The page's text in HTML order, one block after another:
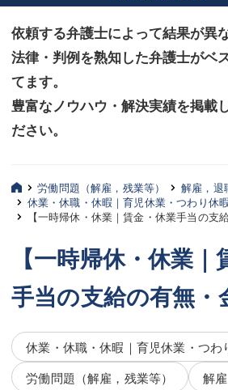
法律相談など（その他）
お客様へ
みずほ中央の特長・実質編
みずほ中央の特長・形式編
三平 聡史
坂本 陽一
桶川 聡
三平 隆史
吉元 優仁
依頼する弁護士によって結果が異
法律・判例を熟知した弁護士がベ
てます。
豊富なノウハウ・解決実績を掲載
ださい。
法律相談など（その他）
お客様へ
みずほ中央の特長・実質編
みずほ中央の特長・形式編
三平 聡史
坂本 陽一
桶川 聡
三平 隆史
吉元 優仁
労働問題（解雇，残業等）
解雇，退
休業・休職・休暇｜育児休業・つわり休
【一時帰休・休業｜賃金・休業手当の支
【一時帰休・休業
手当の支給の有無・
休業・休職・休暇｜育児休業・つわ
労働問題（解雇，残業等）
解